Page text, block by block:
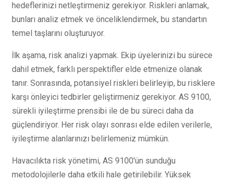
hedeflerinizi netleştirmeniz gerekiyor. Riskleri anlamak,
bunları analiz etmek ve önceliklendirmek, bu standartın
temel taşlarını oluşturuyor.
İlk aşama, risk analizi yapmak. Ekip üyelerinizi bu sürece
dahil etmek, farklı perspektifler elde etmenize olanak
tanır. Sonrasında, potansiyel riskleri belirleyip, bu risklere
karşı önleyici tedbirler geliştirmeniz gerekiyor. AS 9100,
sürekli iyileştirme prensibi ile de bu süreci daha da
güçlendiriyor. Her risk olayı sonrası elde edilen verilerle,
iyileştirme alanlarınızı belirlemeniz mümkün.
Havacılıkta risk yönetimi, AS 9100'ün sunduğu
metodolojilerle daha etkili hale getirilebilir. Yüksek